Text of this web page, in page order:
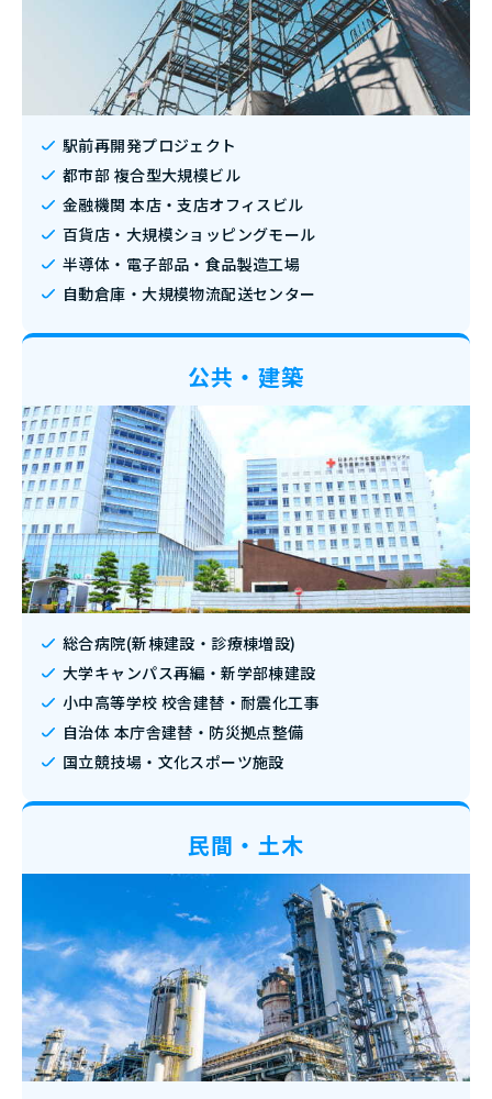
駅前再開発プロジェクト
都市部 複合型大規模ビル
金融機関 本店・支店オフィスビル
百貨店・大規模ショッピングモール
半導体・電子部品・食品製造工場
自動倉庫・大規模物流配送センター
公共・建築
総合病院(新棟建設・診療棟増設)
大学キャンパス再編・新学部棟建設
小中高等学校 校舎建替・耐震化工事
自治体 本庁舎建替・防災拠点整備
国立競技場・文化スポーツ施設
民間・土木